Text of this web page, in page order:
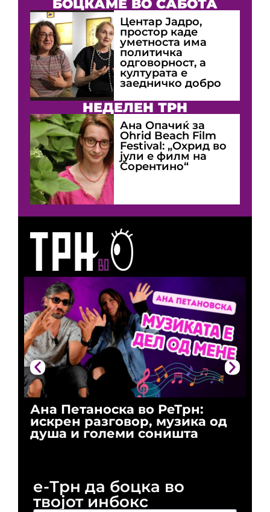
Ана Петаноска во РеТрн:
искрен разговор, музика од
душа и големи соништа
БОЦКАМЕ ВО САБОТА
Центар Јадро,
простор каде
уметноста има
политичка
одговорност, а
културата е
заедничко добро
НЕДЕЛЕН ТРН
Ана Опачиќ за
Оhrid Beach Film
Festival: „Охрид во
јули е филм на
Сорентино“
е-Трн да боцка во
твојот инбокс